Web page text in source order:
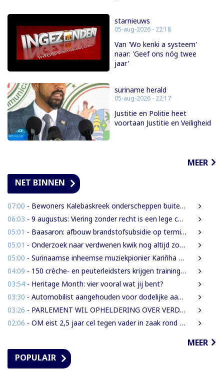
starnieuws
05-aug-2026 - 22:18
Van 'Wo kenki a systeem'
naar: 'Geef ons nóg twee
jaar'
suriname herald
05-aug-2026 - 22:17
Justitie en Politie heet
voortaan Justitie en Veiligheid
MEER
NET BINNEN
07:00 - Bewoners Kalebaskreek onderscheppen buitenlanders met illegaal geweer en communicatieapparatuur
06:03 - 9 augustus: Viering zonder recht is een lege ceremonie
05:01 - Baasaron: afbouw brandstofsubsidie op termijn onvermijdelijk
05:01 - Onderzoek naar verdwenen kwik nog altijd zonder resultaat
05:00 - Surinaamse inheemse muziekpionier Kariñha Basi krijgt oeuvreprijs in Rotterdam
04:09 - 150 crèche- en peuterleidsters krijgen training in verkeerseducatie
03:54 - Heritage Month: vier vooral wat jij bent?
03:30 - Automobilist aangehouden voor dodelijke aanrijding met voetganger en doorrijden na ongeval
03:26 - PARLEMENT WIL OPHELDERING OVER VERDWENEN INBESLAGGENOMEN LEVENSMIDDELEN
02:06 - OM eist 2,5 jaar cel tegen vader in zaak rond mishandeling en verwaarlozing
MEER
POPULAIR